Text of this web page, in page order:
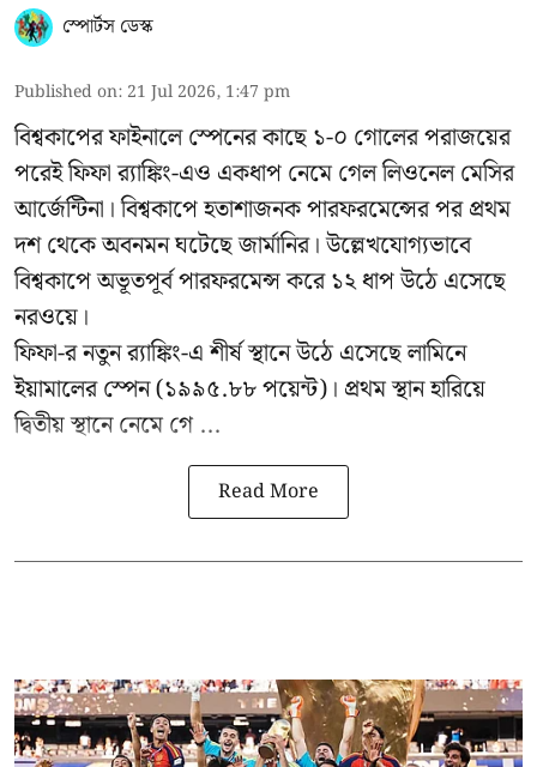
স্পোর্টস ডেস্ক
Published on: 21 Jul 2026, 1:47 pm
বিশ্বকাপের ফাইনালে স্পেনের কাছে ১-০ গোলের পরাজয়ের
পরেই ফিফা র‍্যাঙ্কিং-এও একধাপ নেমে গেল লিওনেল মেসির
আর্জেন্টিনা। বিশ্বকাপে হতাশাজনক পারফরমেন্সের পর প্রথম
দশ থেকে অবনমন ঘটেছে জার্মানির। উল্লেখযোগ্যভাবে
বিশ্বকাপে অভূতপূর্ব পারফরমেন্স করে ১২ ধাপ উঠে এসেছে
নরওয়ে।
ফিফা-র নতুন র‍্যাঙ্কিং-এ শীর্ষ স্থানে উঠে এসেছে লামিনে
ইয়ামালের স্পেন (১৯৯৫.৮৮ পয়েন্ট)। প্রথম স্থান হারিয়ে
দ্বিতীয় স্থানে নেমে গে ...
Read More